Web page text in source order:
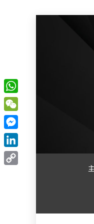
W
h
a
t
s
W
e
C
h
M
e
s
L
i